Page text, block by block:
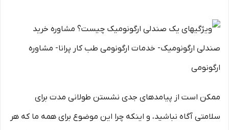
ممکن است از پیامدهای جدی نشستن طولانی مدت برای
سلامتی آگاه نباشید، و اینکه چرا این موضوع برای همه ما که هر